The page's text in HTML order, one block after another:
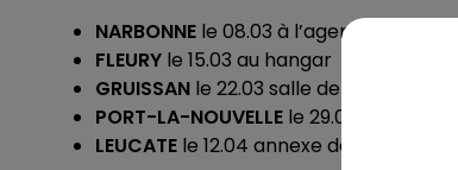
NARBONNE le 08.03 à l’agence de pôle
FLEURY le 15.03 au hangar
GRUISSAN le 22.03 salle de
PORT-LA-NOUVELLE le 29.03 salle
LEUCATE le 12.04 annexe de la mairie